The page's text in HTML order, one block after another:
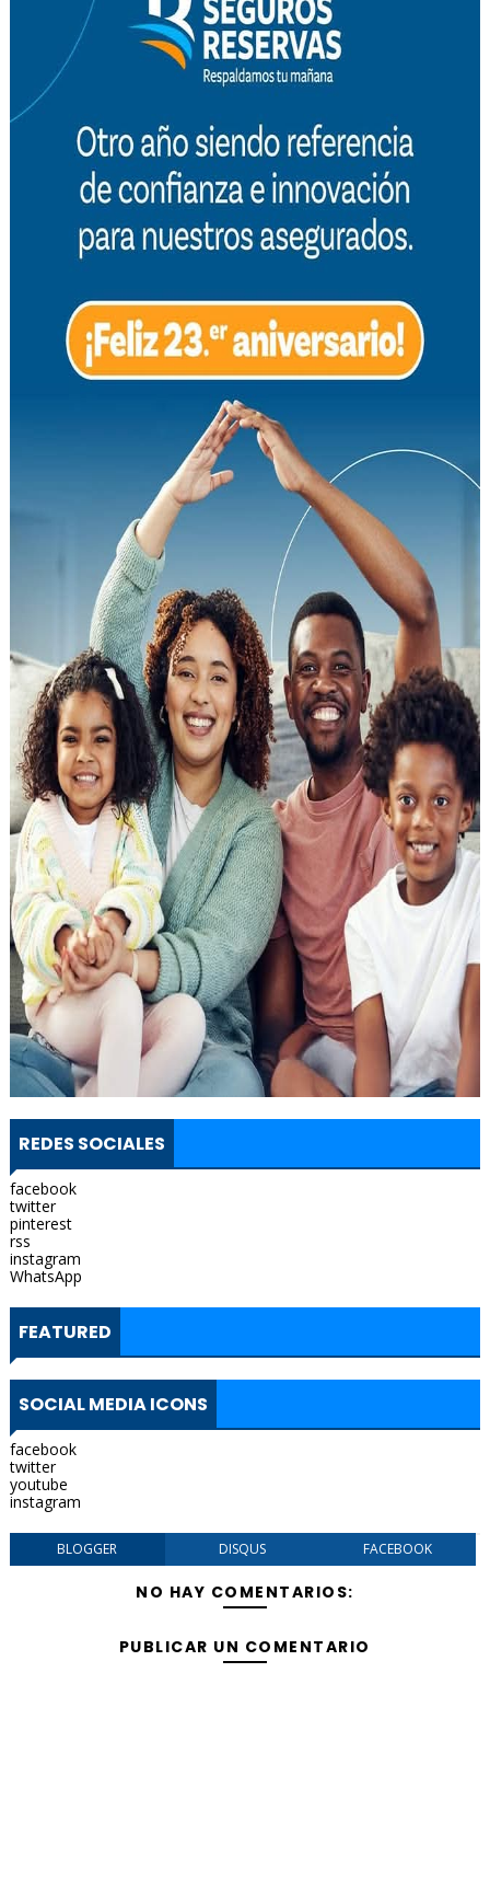
REDES SOCIALES
facebook
twitter
pinterest
rss
instagram
WhatsApp
FEATURED
SOCIAL MEDIA ICONS
facebook
twitter
youtube
instagram
BLOGGER DISQUS FACEBOOK
NO HAY COMENTARIOS:
PUBLICAR UN COMENTARIO